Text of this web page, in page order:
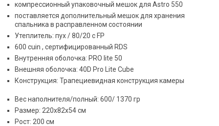
компрессионный упаковочный мешок для Astro 550
поставляется дополнительный мешок для хранения
спальника в расправленном состоянии
Утеплитель: пух / 80/20 с FP
600 cuin , сертифицированный RDS
Внутренняя оболочка: PRO lite 50
Внешняя оболочка: 40D Pro Lite Cube
Конструкция: Трапециевидная конструкция камеры
Вес наполнителя/полный: 600/ 1370 гр
Размер: 220х82х54 см
Рост: 200 см